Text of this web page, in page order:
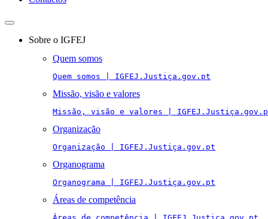
Toggle
navigationSobre o IGFEJ
Quem somos
Quem somos | IGFEJ.Justiça.gov.pt
Missão, visão e valores
Missão, visão e valores |
Organização
Organização | IGFEJ.Justiça.gov.pt
Organograma
Organograma | IGFEJ.Justiça.gov.pt
Áreas de competência